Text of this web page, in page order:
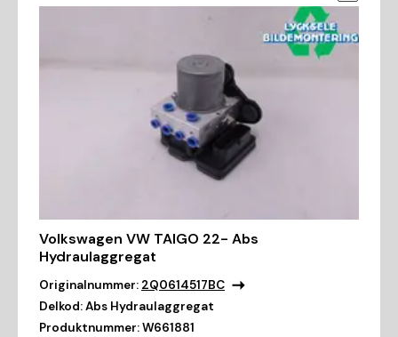
Volkswagen VW TAIGO 22- Abs
Hydraulaggregat
Originalnummer: 2Q0614517BC
Delkod:Abs Hydraulaggregat
Produktnummer:W661881